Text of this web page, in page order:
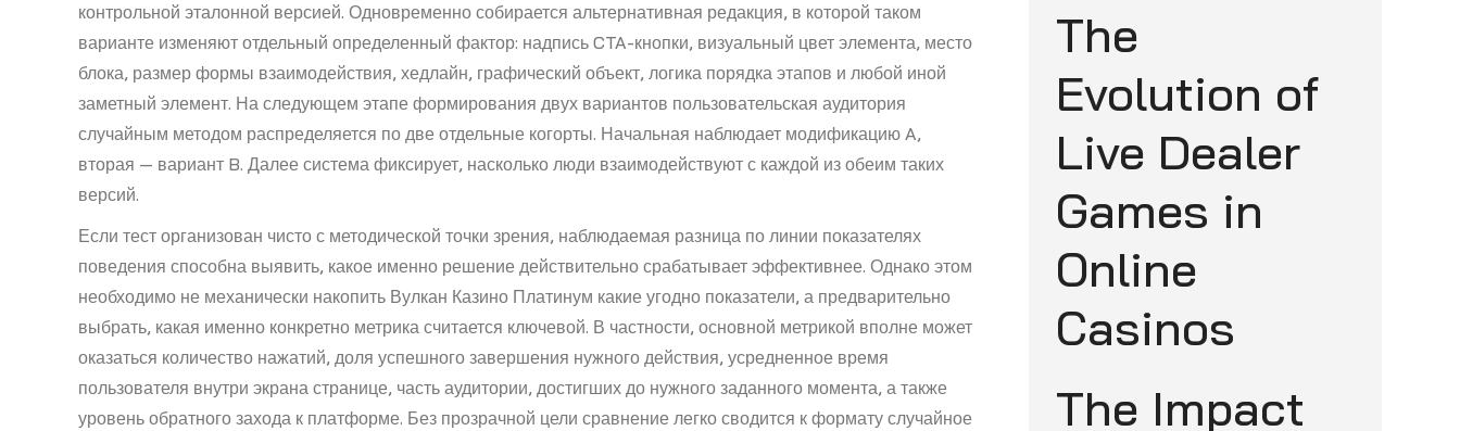
контрольной эталонной версией. Одновременно собирается альтернативная редакция, в которой таком
варианте изменяют отдельный определенный фактор: надпись CTA-кнопки, визуальный цвет элемента, место
блока, размер формы взаимодействия, хедлайн, графический объект, логика порядка этапов и любой иной
заметный элемент. На следующем этапе формирования двух вариантов пользовательская аудитория
случайным методом распределяется по две отдельные когорты. Начальная наблюдает модификацию A,
вторая — вариант B. Далее система фиксирует, насколько люди взаимодействуют с каждой из обеим таких
версий.
Если тест организован чисто с методической точки зрения, наблюдаемая разница по линии показателях
поведения способна выявить, какое именно решение действительно срабатывает эффективнее. Однако этом
необходимо не механически накопить Вулкан Казино Платинум какие угодно показатели, а предварительно
выбрать, какая именно конкретно метрика считается ключевой. В частности, основной метрикой вполне может
оказаться количество нажатий, доля успешного завершения нужного действия, усредненное время
пользователя внутри экрана странице, часть аудитории, достигших до нужного заданного момента, а также
уровень обратного захода к платформе. Без прозрачной цели сравнение легко сводится к формату случайное
The
Evolution of
Live Dealer
Games in
Online
Casinos
The Impact